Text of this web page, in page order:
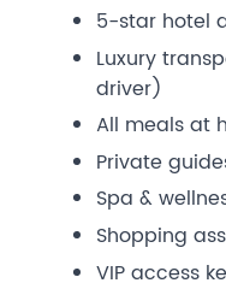
5-star hotel
Luxury
driver)
All meals at
Private
Spa &
Shopping
VIP access